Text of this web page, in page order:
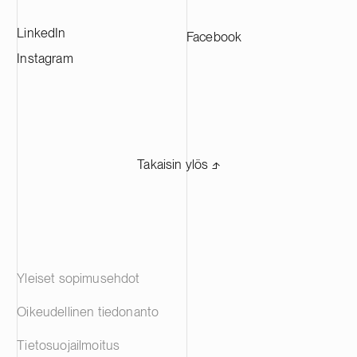
LinkedIn
Instagram
Facebook
Takaisin ylös ⬏
Yleiset sopimusehdot
Oikeudellinen tiedonanto
Tietosuojailmoitus